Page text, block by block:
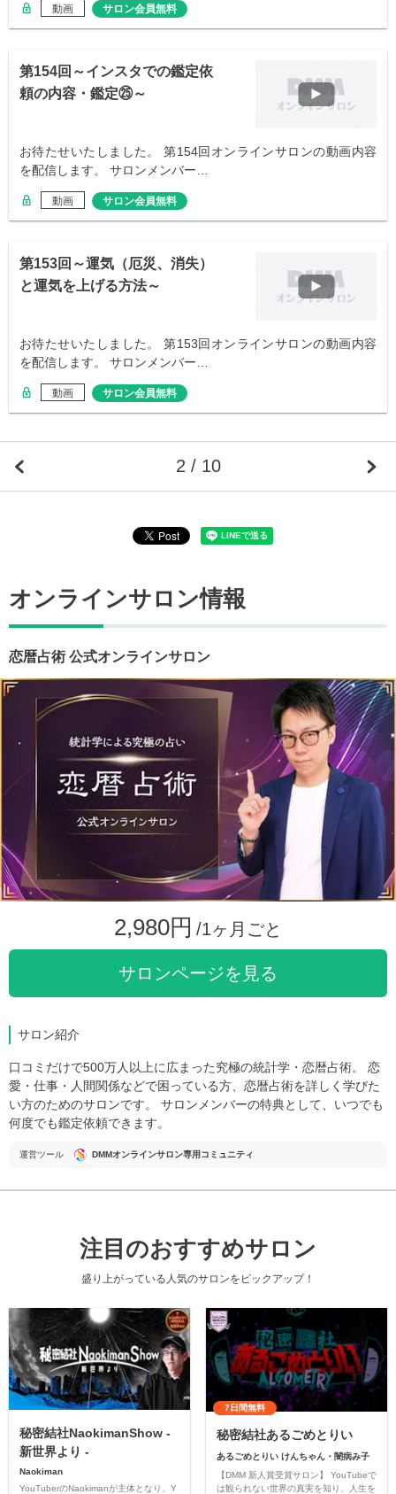
動画 サロン会員無料
第154回～インスタでの鑑定依
頼の内容・鑑定㉕～
お待たせいたしました。 第154回オンラインサロンの動画内容
を配信します。 サロンメンバー…
動画 サロン会員無料
第153回～運気（厄災、消失）
と運気を上げる方法～
お待たせいたしました。 第153回オンラインサロンの動画内容
を配信します。 サロンメンバー…
動画 サロン会員無料
2 / 10
オンラインサロン情報
恋暦占術 公式オンラインサロン
2,980円 /1ヶ月ごと
サロンページを見る
サロン紹介
口コミだけで500万人以上に広まった究極の統計学・恋暦占術。 恋
愛・仕事・人間関係などで困っている方、恋暦占術を詳しく学びた
い方のためのサロンです。 サロンメンバーの特典として、いつでも
何度でも鑑定依頼できます。
運営ツール DMMオンラインサロン専用コミュニティ
注目のおすすめサロン
盛り上がっている人気のサロンをピックアップ！
秘密結社NaokimanShow -
新世界より -
Naokiman
YouTuberのNaokimanが主体となり、Y
7日間無料
秘密結社あるごめとりい
あるごめとりい けんちゃん・闇病み子
【DMM 新人賞受賞サロン】 YouTubeで
は観られない世界の真実を知り、人生を